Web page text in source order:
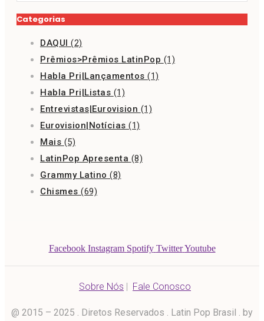
Categorias
DAQUI (2)
Prêmios>Prêmios LatinPop (1)
Habla Pri|Lançamentos (1)
Habla Pri|Listas (1)
Entrevistas|Eurovision (1)
Eurovision|Notícias (1)
Mais (5)
LatinPop Apresenta (8)
Grammy Latino (8)
Chismes (69)
Facebook Instagram Spotify Twitter Youtube
Sobre Nós | Fale Conosco
@ 2015 – 2025 . Diretos Reservados . Latin Pop Brasil . by